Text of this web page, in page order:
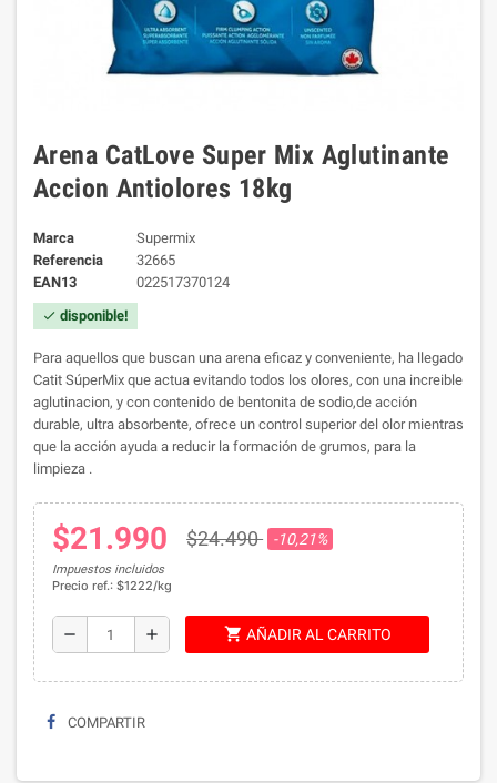
Arena CatLove Super Mix Aglutinante
Accion Antiolores 18kg
Marca
Supermix
Referencia
32665
EAN13
022517370124
check disponible!
Para aquellos que buscan una arena eficaz y conveniente, ha llegado
Catit SúperMix que actua evitando todos los olores, con una increible
aglutinacion, y con contenido de bentonita de sodio,de acción
durable, ultra absorbente, ofrece un control superior del olor mientras
que la acción ayuda a reducir la formación de grumos, para la
limpieza .
$21.990 $24.490 -10,21%
Impuestos incluidos
Precio ref.: $1222/kg
remove add shopping_cart AÑADIR AL CARRITO
COMPARTIR